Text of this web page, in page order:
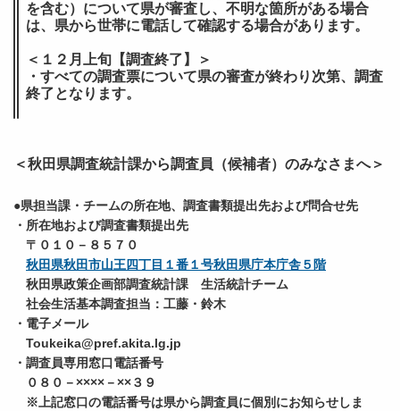
を含む）について県が審査し、不明な箇所がある場合
は、県から世帯に電話して確認する場合があります。
＜１２月上旬【調査終了】＞
・すべての調査票について県の審査が終わり次第、調査
終了となります。
＜秋田県調査統計課から調査員（候補者）のみなさまへ＞
●県担当課・チームの所在地、調査書類提出先および問合せ先
・所在地および調査書類提出先
〒０１０－８５７０
秋田県秋田市山王四丁目１番１号秋田県庁本庁舎５階
秋田県政策企画部調査統計課 生活統計チーム
社会生活基本調査担当：工藤・鈴木
・電子メール
Toukeika@pref.akita.lg.jp
・調査員専用窓口電話番号
０８０－××××－××３９
※上記窓口の電話番号は県から調査員に個別にお知らせしま